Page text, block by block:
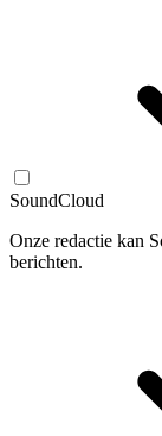
SoundCloud
Onze redactie kan
berichten.